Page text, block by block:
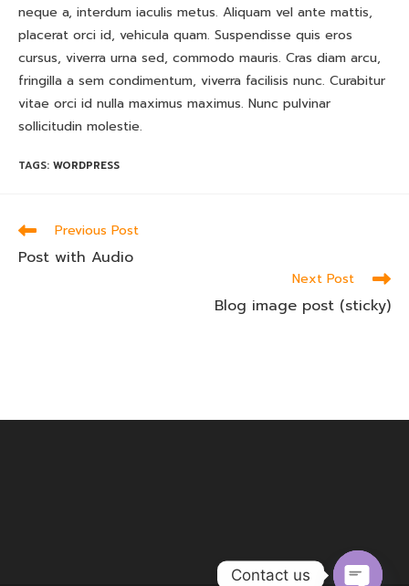
neque a, interdum iaculis metus. Aliquam vel ante mattis,
placerat orci id, vehicula quam. Suspendisse quis eros
cursus, viverra urna sed, commodo mauris. Cras diam arcu,
fringilla a sem condimentum, viverra facilisis nunc. Curabitur
vitae orci id nulla maximus maximus. Nunc pulvinar
sollicitudin molestie.
TAGS: WORDPRESS
Read
articles
Previous Post
Post with Audio
Next Post
Blog image post (sticky)
Contact us